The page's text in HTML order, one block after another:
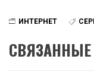
ИНТЕРНЕТ
СВЯЗАННЫЕ